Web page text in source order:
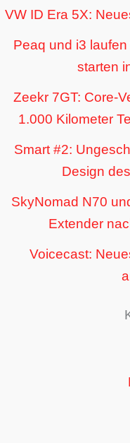
VW ID Era 5X:
Peaq und i3
starten
Zeekr 7GT: Core-
1.000 Kilometer
Smart #2:
Design
SkyNomad N70
Extender
Voicecast: